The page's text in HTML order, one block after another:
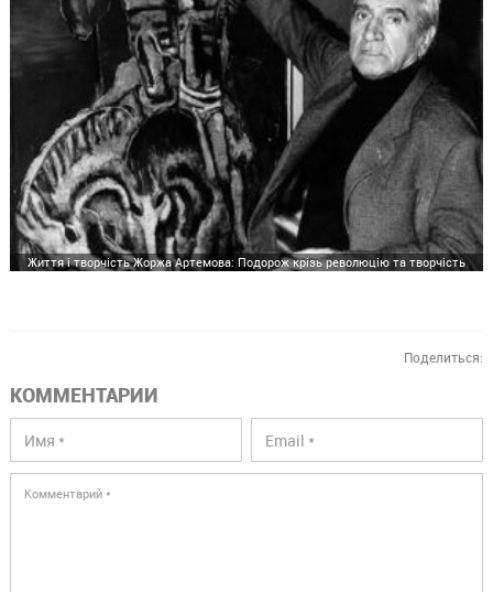
Життя і творчість Жоржа Артемова: Подорож крізь революцію та творчість
Поделиться:
КОММЕНТАРИИ